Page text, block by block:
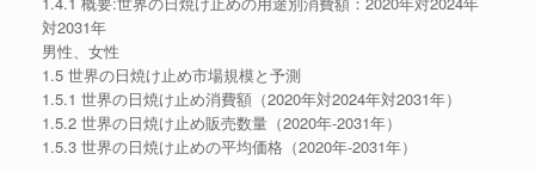
対2031年
男性、女性
1.5 世界の日焼け止め市場規模と予測
1.5.1 世界の日焼け止め消費額（2020年対2024年対2031年）
1.5.2 世界の日焼け止め販売数量（2020年-2031年）
1.5.3 世界の日焼け止めの平均価格（2020年-2031年）